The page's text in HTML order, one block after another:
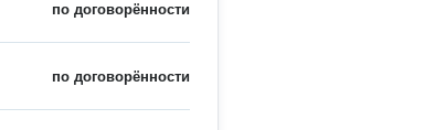
по договорённости
по договорённости